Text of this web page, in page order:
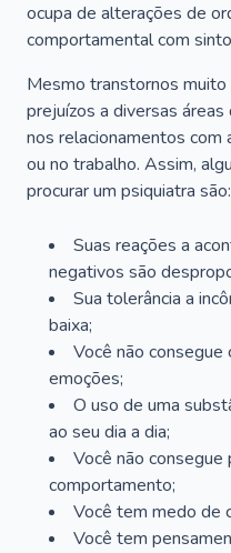
ocupa de alterações de
comportamental com
Mesmo transtornos
prejuízos a diversas
nos relacionamentos com
ou no trabalho. Assim,
procurar um psiquiatra são:
Suas reações a
negativos são
Sua tolerância a
baixa;
Você não consegue
emoções;
O uso de uma
ao seu dia a dia;
Você não consegue
comportamento;
Você tem medo de
Você tem